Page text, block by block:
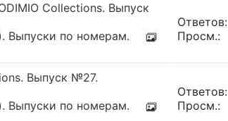
Collections. Выпуск
Выпуски по номерам.
Ответов:
Просм.:
Выпуск №27.
Выпуски по номерам.
Ответов:
Просм.: